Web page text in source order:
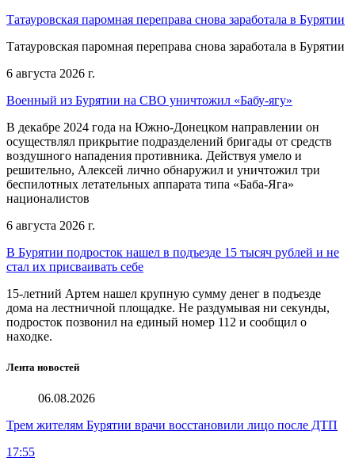
Татауровская паромная переправа снова заработала в Бурятии
Татауровская паромная переправа снова заработала в Бурятии
6 августа 2026 г.
Военный из Бурятии на СВО уничтожил «Бабу-ягу»
В декабре 2024 года на Южно-Донецком направлении он
осуществлял прикрытие подразделений бригады от средств
воздушного нападения противника. Действуя умело и
решительно, Алексей лично обнаружил и уничтожил три
беспилотных летательных аппарата типа «Баба-Яга»
националистов
6 августа 2026 г.
В Бурятии подросток нашел в подъезде 15 тысяч рублей и не
стал их присваивать себе
15-летний Артем нашел крупную сумму денег в подъезде
дома на лестничной площадке. Не раздумывая ни секунды,
подросток позвонил на единый номер 112 и сообщил о
находке.
Лента новостей
06.08.2026
Трем жителям Бурятии врачи восстановили лицо после ДТП
17:55